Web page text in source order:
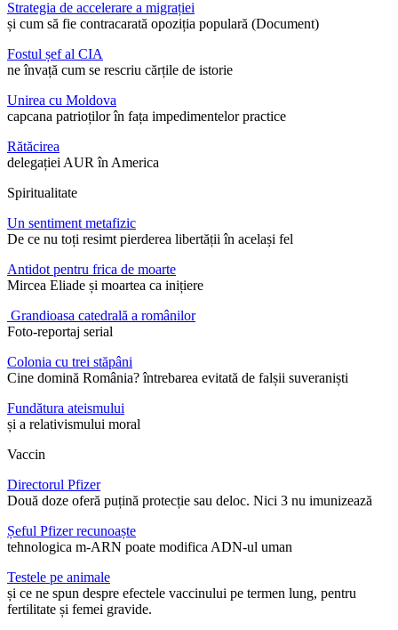
Strategia de accelerare a migrației
și cum să fie contracarată opoziția populară (Document)
Fostul șef al CIA
ne învață cum se rescriu cărțile de istorie
Unirea cu Moldova
capcana patrioților în fața impedimentelor practice
Rătăcirea
delegației AUR în America
Spiritualitate
Un sentiment metafizic
De ce nu toți resimt pierderea libertății în același fel
Antidot pentru frica de moarte
Mircea Eliade și moartea ca inițiere
Grandioasa catedrală a românilor
Foto-reportaj serial
Colonia cu trei stăpâni
Cine domină România? întrebarea evitată de falșii suveraniști
Fundătura ateismului
și a relativismului moral
Vaccin
Directorul Pfizer
Două doze oferă puțină protecție sau deloc. Nici 3 nu imunizează
Șeful Pfizer recunoaște
tehnologica m-ARN poate modifica ADN-ul uman
Testele pe animale
și ce ne spun despre efectele vaccinului pe termen lung, pentru
fertilitate și femei gravide.